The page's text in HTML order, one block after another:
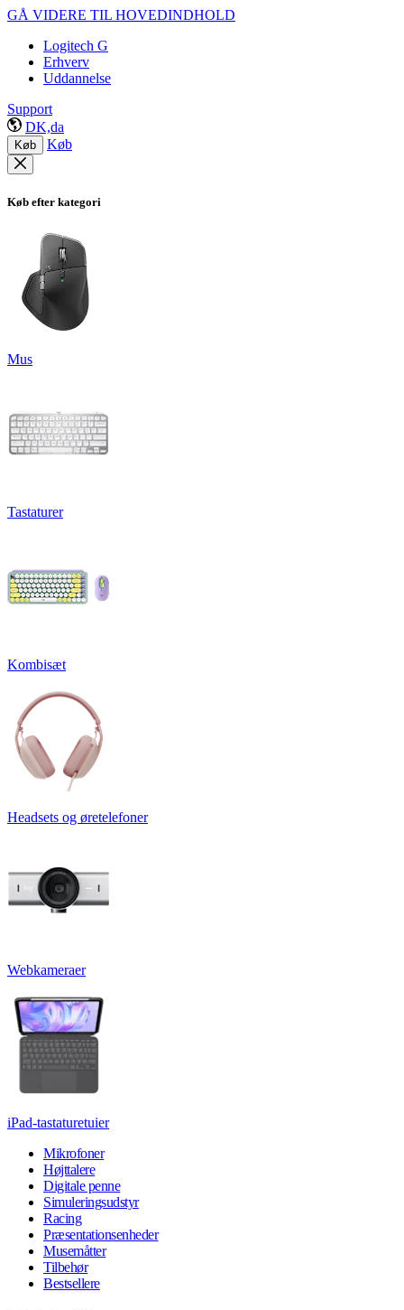
GÅ VIDERE TIL HOVEDINDHOLD
Logitech G
Erhverv
Uddannelse
Support
DK,da
Køb Køb
Køb efter kategori
Mus
Tastaturer
Kombisæt
Headsets og øretelefoner
Webkameraer
iPad-tastaturetuier
Mikrofoner
Højttalere
Digitale penne
Simuleringsudstyr
Racing
Præsentationsenheder
Musemåtter
Tilbehør
Bestsellere